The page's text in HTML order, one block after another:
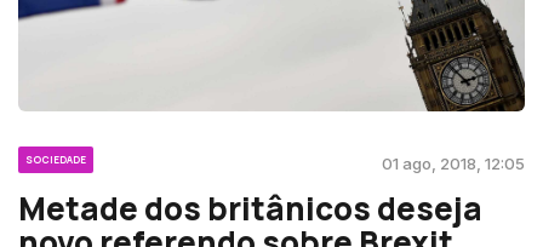
SOCIEDADE 01 ago, 2018, 12:05
Metade dos britânicos deseja